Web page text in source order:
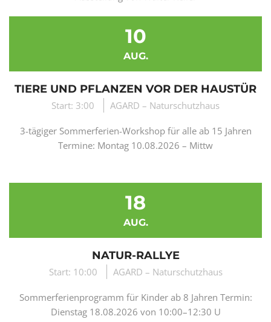
10
AUG.
TIERE UND PFLANZEN VOR DER HAUSTÜR
Start: 3:00 AGARD – Naturschutzhaus
3-tägiger Sommerferien-Workshop für alle ab 15 Jahren
Termine: Montag 10.08.2026 – Mittw
18
AUG.
NATUR-RALLYE
Start: 10:00 AGARD – Naturschutzhaus
Sommerferienprogramm für Kinder ab 8 Jahren Termin:
Dienstag 18.08.2026 von 10:00–12:30 U